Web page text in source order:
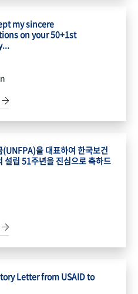
my sincere
on your 50+1st
(UNFPA)을 대표하여 한국보건
설립 51주년을 진심으로 축하드
Letter from USAID to